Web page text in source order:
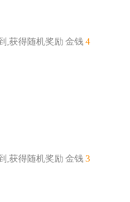
,获得随机奖励 金钱 4
,获得随机奖励 金钱 3